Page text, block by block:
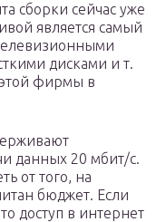
сборки сейчас уже
является самый
дисками и т.
фирмы в
данных 20 мбит/с.
от того, на
бюджет. Если
доступ в интернет